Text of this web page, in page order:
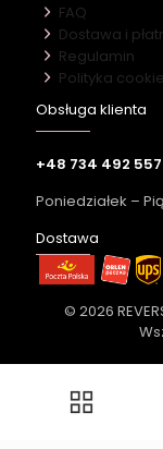
FAQ
Dostawa i
Regulamin
Polityka
Obsługa klienta
+48 734 492 557
Poniedziałek –
Dostawa
© 2026